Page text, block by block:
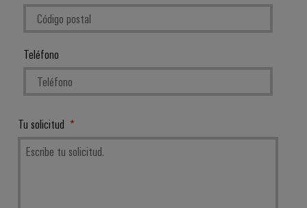
Teléfono
Tu solicitud